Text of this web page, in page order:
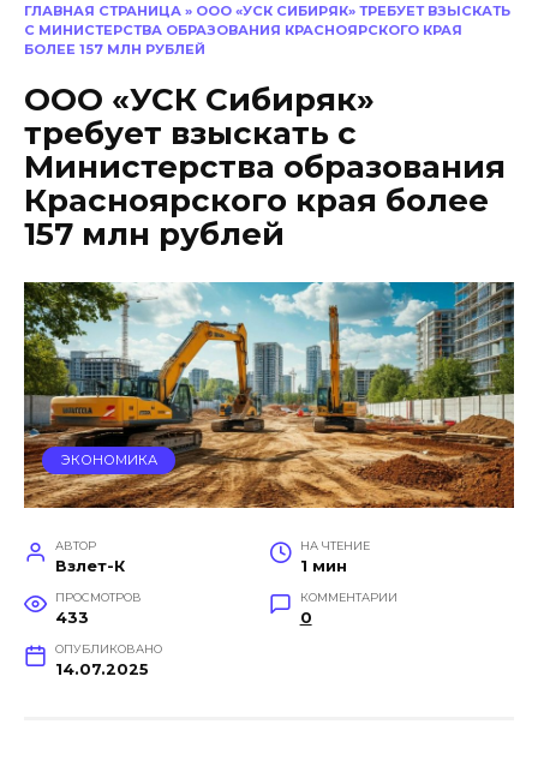
ГЛАВНАЯ СТРАНИЦА » ООО «УСК СИБИРЯК» ТРЕБУЕТ ВЗЫСКАТЬ
С МИНИСТЕРСТВА ОБРАЗОВАНИЯ КРАСНОЯРСКОГО КРАЯ
БОЛЕЕ 157 МЛН РУБЛЕЙ
ООО «УСК Сибиряк»
требует взыскать с
Министерства образования
Красноярского края более
157 млн рублей
ЭКОНОМИКА
АВТОР
Взлет-К
НА ЧТЕНИЕ
1 мин
ПРОСМОТРОВ
433
КОММЕНТАРИИ
0
ОПУБЛИКОВАНО
14.07.2025